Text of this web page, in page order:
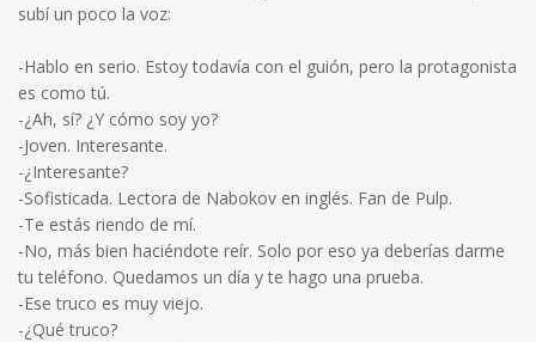
subí un poco la voz:
-Hablo en serio. Estoy todavía con el guión, pero la protagonista
es como tú.
-¿Ah, sí? ¿Y cómo soy yo?
-Joven. Interesante.
-¿Interesante?
-Sofisticada. Lectora de Nabokov en inglés. Fan de Pulp.
-Te estás riendo de mí.
-No, más bien haciéndote reír. Solo por eso ya deberías darme
tu teléfono. Quedamos un día y te hago una prueba.
-Ese truco es muy viejo.
-¿Qué truco?